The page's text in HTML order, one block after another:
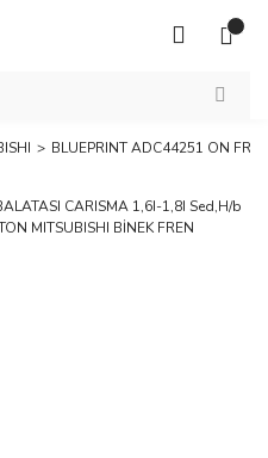
BLUEPRINT ADC44251 ON